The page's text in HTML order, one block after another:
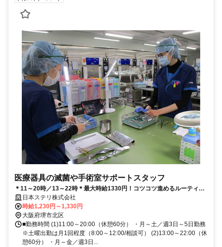
医療器具の滅菌や手術室サポートスタッフ
＊11～20時／13～22時＊最大時給1330円！コツコツ進めるルーティン
業務で医療現場をサポート！
日本ステリ株式会社
時給1,230円～1,330円
大阪府堺市北区
■勤務時間 (1)11:00～20:00（休憩60分） ・月～土／週3日～5日勤務
※土曜出勤は月1回程度（8:00～12:00/相談可） (2)13:00～22:00（休
憩60分） ・月～金／週3日...